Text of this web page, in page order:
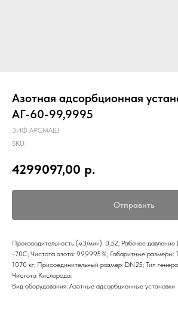
Азотная адсорбционная
АГ-60-99,9995
ЗИФ АРСМАШ
SKU:
4299097,00 р.
Отправить
Производительность (м3/мин): 0,52; Рабочее давление
-70С; Чистота азота: 99,9995%; Габаритные
1070 кг; Присоединительный размер: DN25; Тип
Чистота Кислорода:
Вид оборудования: Азотные адсорбционные установки